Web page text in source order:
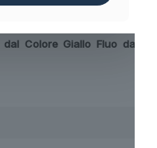
Colore Giallo Fluo da